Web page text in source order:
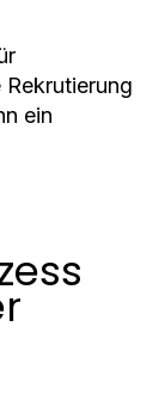
ein